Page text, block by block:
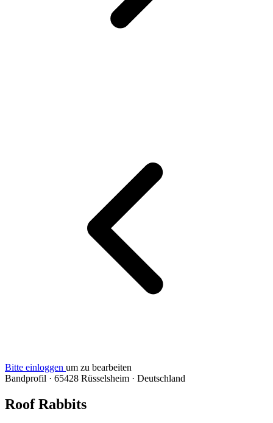
Bitte einloggen um zu bearbeiten
Bandprofil · 65428 Rüsselsheim · Deutschland
Roof Rabbits